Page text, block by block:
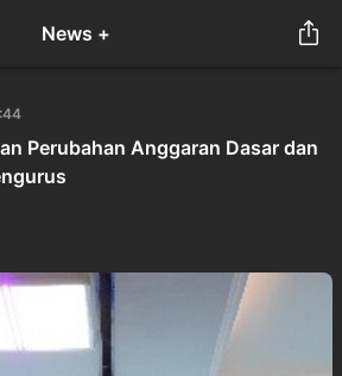
News +
Perubahan Anggaran Dasar dan